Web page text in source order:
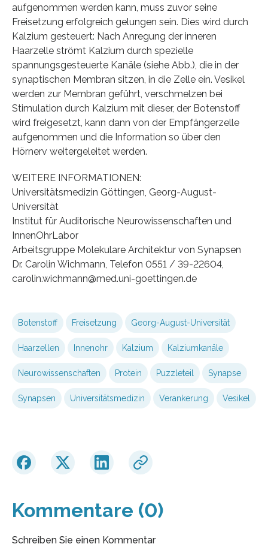
aufgenommen werden kann, muss zuvor seine
Freisetzung erfolgreich gelungen sein. Dies wird durch
Kalzium gesteuert: Nach Anregung der inneren
Haarzelle strömt Kalzium durch spezielle
spannungsgesteuerte Kanäle (siehe Abb.), die in der
synaptischen Membran sitzen, in die Zelle ein. Vesikel
werden zur Membran geführt, verschmelzen bei
Stimulation durch Kalzium mit dieser, der Botenstoff
wird freigesetzt, kann dann von der Empfängerzelle
aufgenommen und die Information so über den
Hörnerv weitergeleitet werden.
WEITERE INFORMATIONEN:
Universitätsmedizin Göttingen, Georg-August-
Universität
Institut für Auditorische Neurowissenschaften und
InnenOhrLabor
Arbeitsgruppe Molekulare Architektur von Synapsen
Dr. Carolin Wichmann, Telefon 0551 / 39-22604,
carolin.wichmann@med.uni-goettingen.de
Botenstoff Freisetzung Georg-August-Universität
Haarzellen Innenohr Kalzium Kalziumkanäle
Neurowissenschaften Protein Puzzleteil Synapse
Synapsen Universitätsmedizin Verankerung Vesikel
Kommentare (0)
Schreiben Sie einen Kommentar